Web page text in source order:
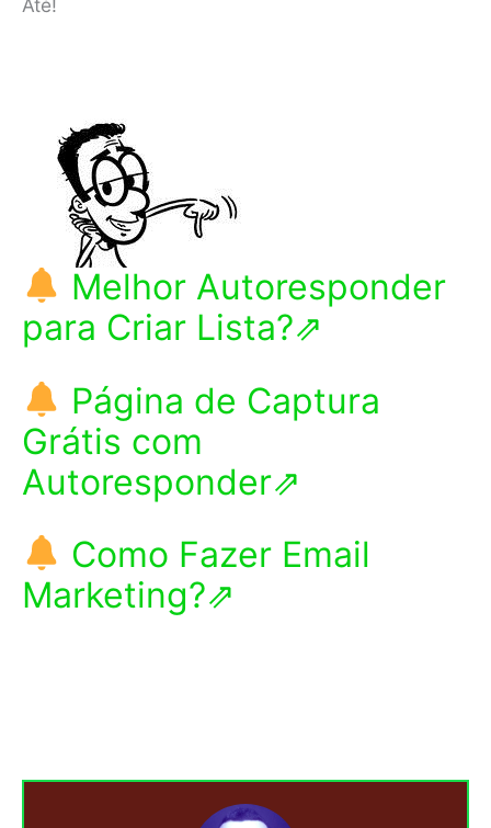
Até!
Melhor Autoresponder
para Criar Lista?⇗
Página de Captura
Grátis com
Autoresponder⇗
Como Fazer Email
Marketing?⇗